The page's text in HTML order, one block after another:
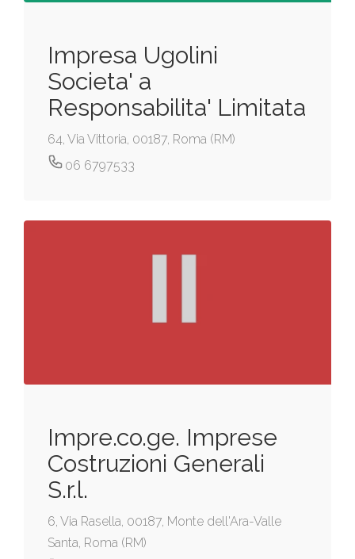
Impresa Ugolini
Societa' a
Responsabilita' Limitata
64, Via Vittoria, 00187, Roma (RM)
06 6797533
Impre.co.ge. Imprese
Costruzioni Generali
S.r.l.
6, Via Rasella, 00187, Monte dell'Ara-Valle
Santa, Roma (RM)